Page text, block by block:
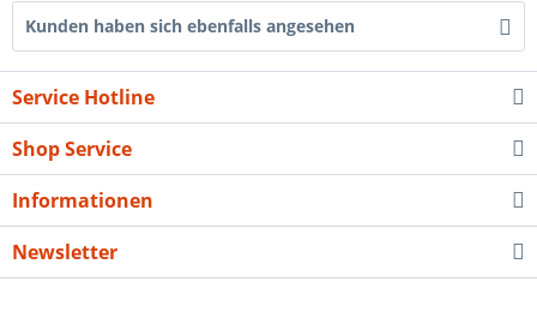
Kunden haben sich ebenfalls angesehen
Service Hotline
Shop Service
Informationen
Newsletter